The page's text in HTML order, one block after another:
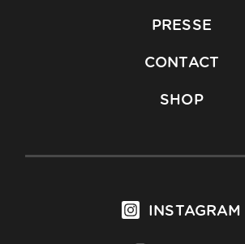
PRESSE
CONTACT
SHOP
INSTAGRAM